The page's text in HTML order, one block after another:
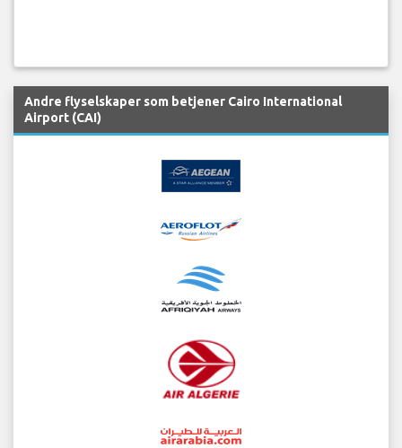
Andre flyselskaper som betjener Cairo International
Airport (CAI)